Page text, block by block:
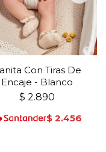
Con Tiras De
Encaje - Blanco
$ 2.890
$ 2.456